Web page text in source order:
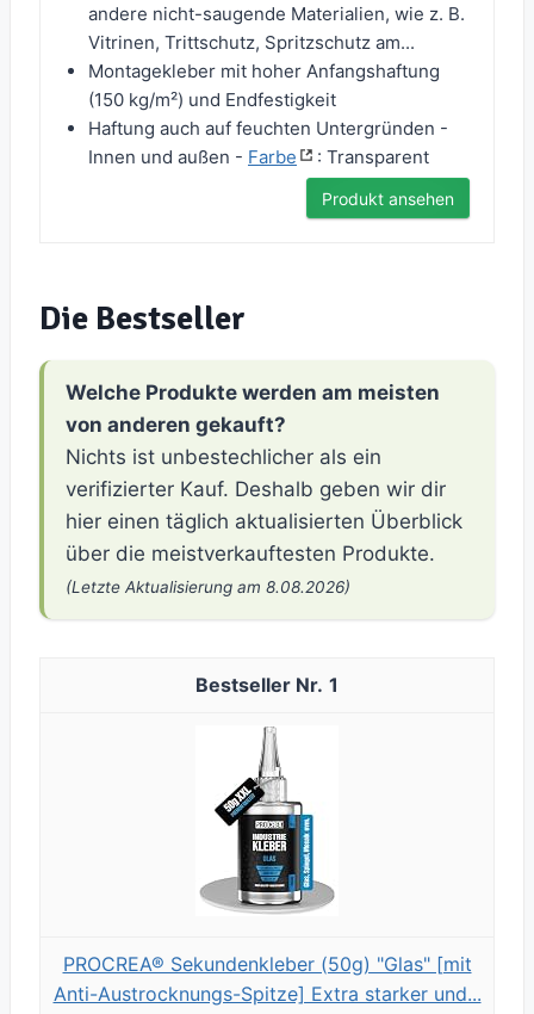
andere nicht-saugende Materialien, wie z. B.
Vitrinen, Trittschutz, Spritzschutz am...
Montagekleber mit hoher Anfangshaftung
(150 kg/m²) und Endfestigkeit
Haftung auch auf feuchten Untergründen -
Innen und außen - Farbe : Transparent
Produkt ansehen
Die Bestseller
Welche Produkte werden am meisten
von anderen gekauft?
Nichts ist unbestechlicher als ein
verifizierter Kauf. Deshalb geben wir dir
hier einen täglich aktualisierten Überblick
über die meistverkauftesten Produkte.
(Letzte Aktualisierung am 8.08.2026)
1
PROCREA® Sekundenkleber (50g) "Glas" [mit
Anti-Austrocknungs-Spitze] Extra starker und...